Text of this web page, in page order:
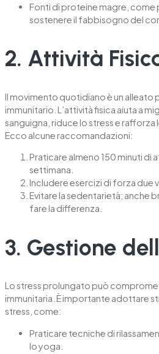
Fonti di proteine magre, come
sostenere il fabbisogno del
2. Attività
Il movimento quotidiano è un alleato
immunitario. L’attività fisica aiuta a
sanguigna, riduce lo stress e rafforza
Ecco alcune raccomandazioni:
Praticare almeno 150 minuti di
settimana.
Includere esercizi di forza due
Evitare la sedentarietà; anche
fare la differenza.
3. Gestione
Lo stress prolungato può
immunitaria. È importante adottare
stress, come:
Praticare tecniche di
lo yoga.